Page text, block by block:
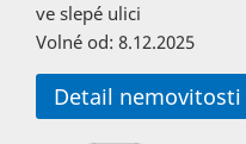
ve slepé ulici
Volné od: 8.12.2025
Detail nemovitosti